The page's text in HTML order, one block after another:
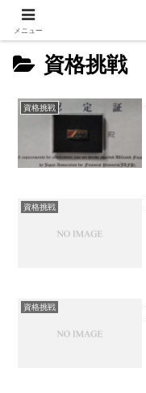
資格挑戦
資格挑戦
資格挑戦
資格挑戦
メニュー